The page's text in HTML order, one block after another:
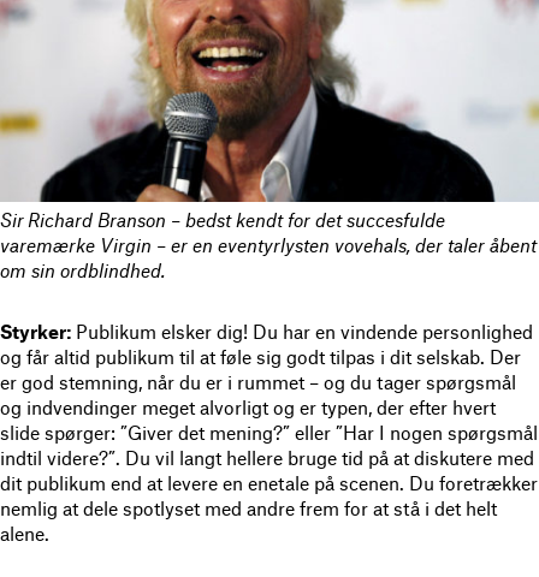
Sir Richard Branson – bedst kendt for det succesfulde
varemærke Virgin – er en eventyrlysten vovehals, der taler åbent
om sin ordblindhed.
Styrker: Publikum elsker dig! Du har en vindende personlighed
og får altid publikum til at føle sig godt tilpas i dit selskab. Der
er god stemning, når du er i rummet – og du tager spørgsmål
og indvendinger meget alvorligt og er typen, der efter hvert
slide spørger: ”Giver det mening?” eller ”Har I nogen spørgsmål
indtil videre?”. Du vil langt hellere bruge tid på at diskutere med
dit publikum end at levere en enetale på scenen. Du foretrækker
nemlig at dele spotlyset med andre frem for at stå i det helt
alene.